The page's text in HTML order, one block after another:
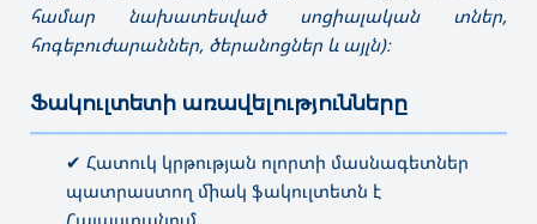
համար նախատեսված սոցիալական տներ,
հոգեբուժարաններ, ծերանոցներ և այլն)։
Ֆակուլտետի առավելությունները
✔ Հատուկ կրթության ոլորտի մասնագետներ
պատրաստող միակ ֆակուլտետն է
Հայաստանում